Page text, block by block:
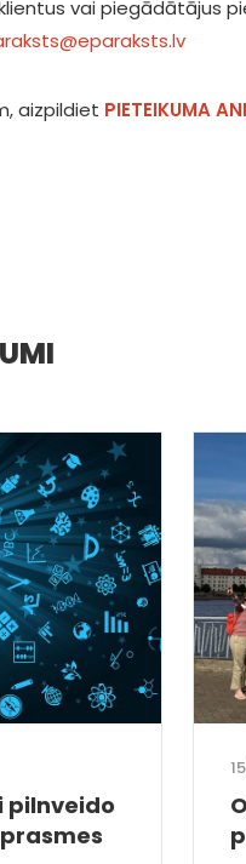
vai piegādātājus
aizpildiet PIETEIKUMA
pilnveido